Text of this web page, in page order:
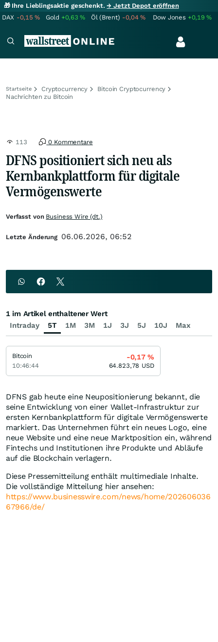
🎁 Ihre Lieblingsaktie geschenkt.→ Jetzt Depot eröffnen
DAX -0,15% Gold +0,63% Öl (Brent) -0,04% Dow Jones +0,19%
Startseite Cryptocurrency
Bitcoin Cryptocurrency
Nachrichten zu Bitcoin
113 0 Kommentare
DFNS positioniert sich neu als
Kernbankplattform für digitale
Vermögenswerte
DFNS gab heute eine Neupositionierung bekannt, die
seine Entwicklung von einer Wallet-Infrastruktur zur
ersten Kernbankplattform für digitale Vermögenswerte
markiert. Das Unternehmen führt ein neues Logo, eine
neue Website und eine neue Marktposition ein, während
Fintechs und Institutionen ihre Produkte und Abläufe
auf die Blockchain verlagern.
Diese Pressemitteilung enthält multimediale Inhalte.
Die vollständige Mitteilung hier ansehen:
https://www.businesswire.com/news/home/202606036
67966/de/
Verfasst von Business Wire (dt.)
Letzte Änderung 06.06.2026, 06:52
Intraday 5T 1M 3M 1J 3J 5J 10J Max
1 im Artikel enthaltener Wert
Bitcoin
10:46:44
-0,17%
64.823,78 USD